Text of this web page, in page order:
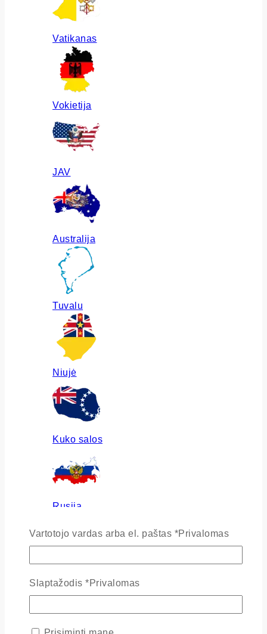
Vatikanas
Vokietija
JAV
Australija
Tuvalu
Niujė
Kuko salos
Rusija
Vartotojo vardas arba el. paštas *Privalomas
Slaptažodis *Privalomas